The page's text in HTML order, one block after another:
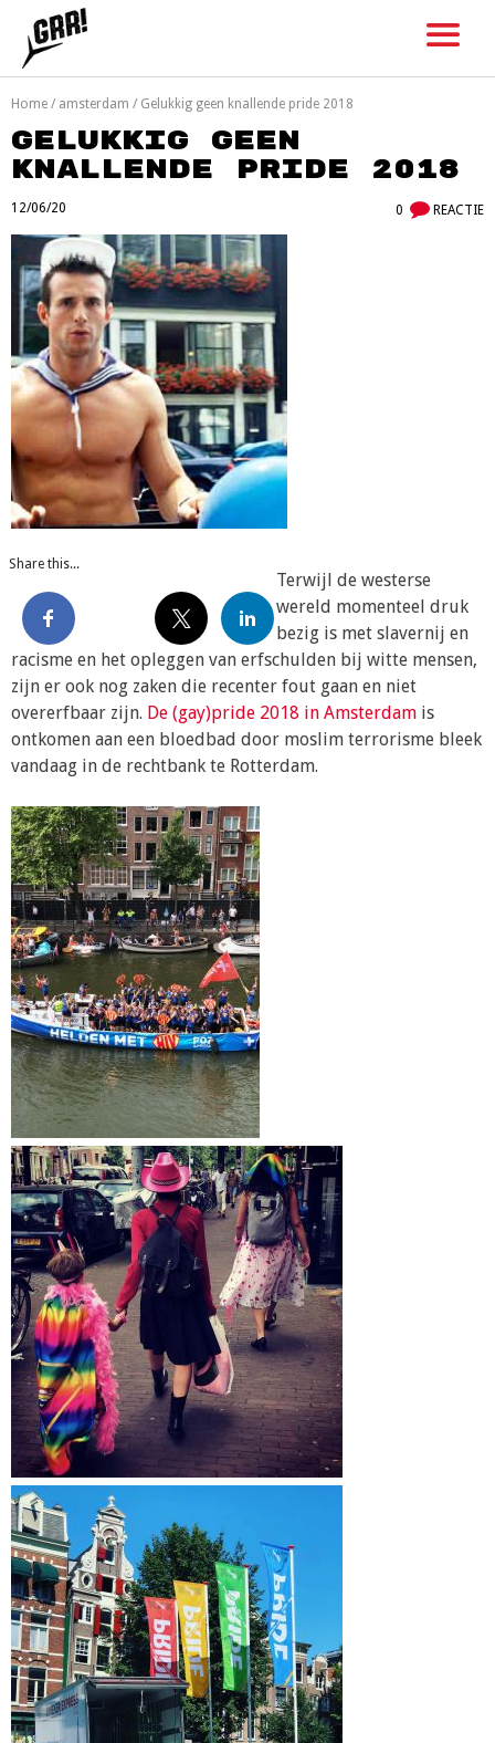
content
Home / amsterdam / Gelukkig geen knallende pride 2018
Gelukkig geen
knallende pride 2018
12/06/20 0 REACTIE
Share this...
Terwijl de westerse
wereld momenteel druk
bezig is met slavernij en
racisme en het opleggen van erfschulden bij witte mensen,
zijn er ook nog zaken die recenter fout gaan en niet
overerfbaar zijn. De (gay)pride 2018 in Amsterdam is
ontkomen aan een bloedbad door moslim terrorisme bleek
vandaag in de rechtbank te Rotterdam.